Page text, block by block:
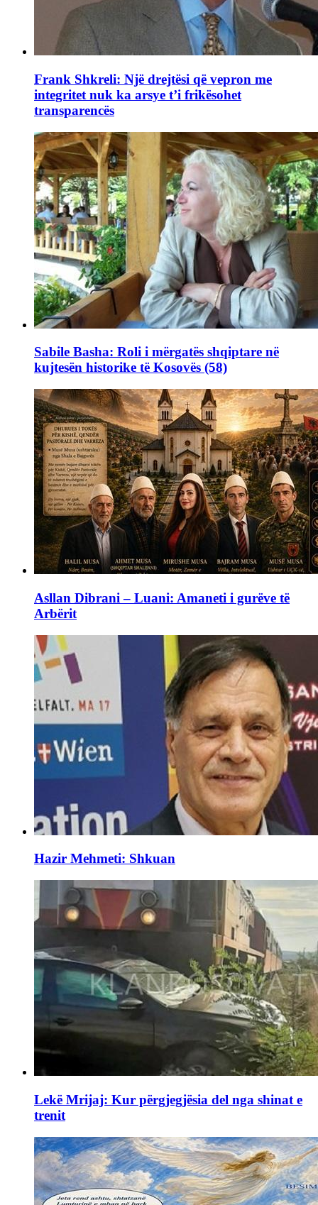
Frank Shkreli: Një drejtësi që vepron me
integritet nuk ka arsye t’i frikësohet
transparencës
Sabile Basha: Roli i mërgatës shqiptare në
kujtesën historike të Kosovës (58)
Asllan Dibrani – Luani: Amaneti i gurëve të
Arbërit
Hazir Mehmeti: Shkuan
Lekë Mrijaj: Kur përgjegjësia del nga shinat e
trenit